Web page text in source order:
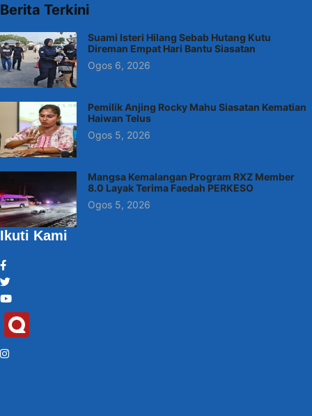
Berita Terkini
Suami Isteri Hilang Sebab Hutang Kutu
Direman Empat Hari Bantu Siasatan
Ogos 6, 2026
Pemilik Anjing Rocky Mahu Siasatan Kematian
Haiwan Telus
Ogos 5, 2026
Mangsa Kemalangan Program RXZ Member
8.0 Layak Terima Faedah PERKESO
Ogos 5, 2026
Ikuti Kami